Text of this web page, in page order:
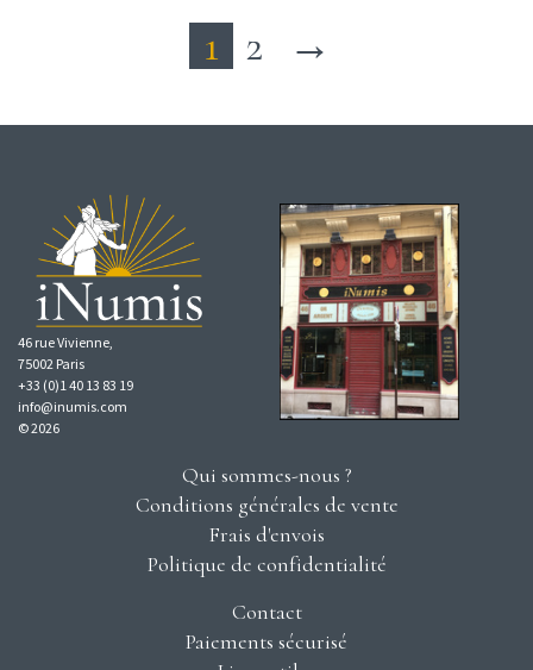
1 2 →
46 rue Vivienne,
75002 Paris
+33 (0)1 40 13 83 19
info@inumis.com
© 2026
Qui sommes-nous ?
Conditions générales de vente
Frais d'envois
Politique de confidentialité
Contact
Paiements sécurisé